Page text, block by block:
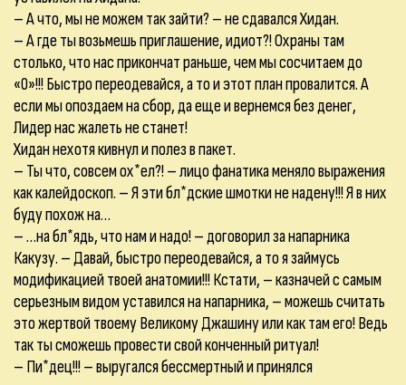
– А что, мы не можем так зайти? – не сдавался Хидан.
– А где ты возьмешь приглашение, идиот?! Охраны там
столько, что нас прикончат раньше, чем мы сосчитаем до
«0»!!! Быстро переодевайся, а то и этот план провалится. А
если мы опоздаем на сбор, да еще и вернемся без денег,
Лидер нас жалеть не станет!
Хидан нехотя кивнул и полез в пакет.
– Ты что, совсем ох*ел?! – лицо фанатика меняло выражения
как калейдоскоп. – Я эти бл*дские шмотки не надену!!! Я в них
буду похож на…
– …на бл*ядь, что нам и надо! – договорил за напарника
Какузу. – Давай, быстро переодевайся, а то я займусь
модификацией твоей анатомии!!! Кстати, – казначей с самым
серьезным видом уставился на напарника, – можешь считать
это жертвой твоему Великому Джашину или как там его! Ведь
так ты сможешь провести свой конченный ритуал!
– Пи*дец!!! – выругался бессмертный и принялся